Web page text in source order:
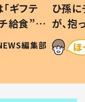
ギフテ
給食”を
和の親
編集部
ひ孫
が、
「涙が
い」